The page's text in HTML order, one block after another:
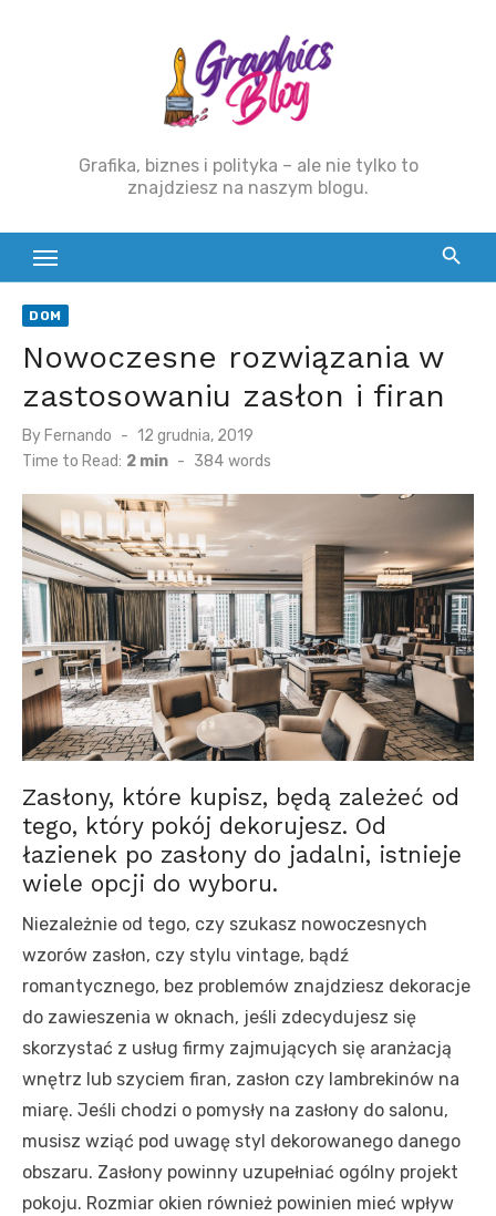
Grafika, biznes i polityka – ale nie tylko to
znajdziesz na naszym blogu.
DOM
Nowoczesne rozwiązania w
zastosowaniu zasłon i firan
By Fernando
Posted
on
12 grudnia, 2019
Time to Read: 2 min - 384 words
Zasłony, które kupisz, będą zależeć od
tego, który pokój dekorujesz. Od
łazienek po zasłony do jadalni, istnieje
wiele opcji do wyboru.
Niezależnie od tego, czy szukasz nowoczesnych
wzorów zasłon, czy stylu vintage, bądź
romantycznego, bez problemów znajdziesz dekoracje
do zawieszenia w oknach, jeśli zdecydujesz się
skorzystać z usług firmy zajmujących się aranżacją
wnętrz lub szyciem firan, zasłon czy lambrekinów na
miarę. Jeśli chodzi o pomysły na zasłony do salonu,
musisz wziąć pod uwagę styl dekorowanego danego
obszaru. Zasłony powinny uzupełniać ogólny projekt
pokoju. Rozmiar okien również powinien mieć wpływ